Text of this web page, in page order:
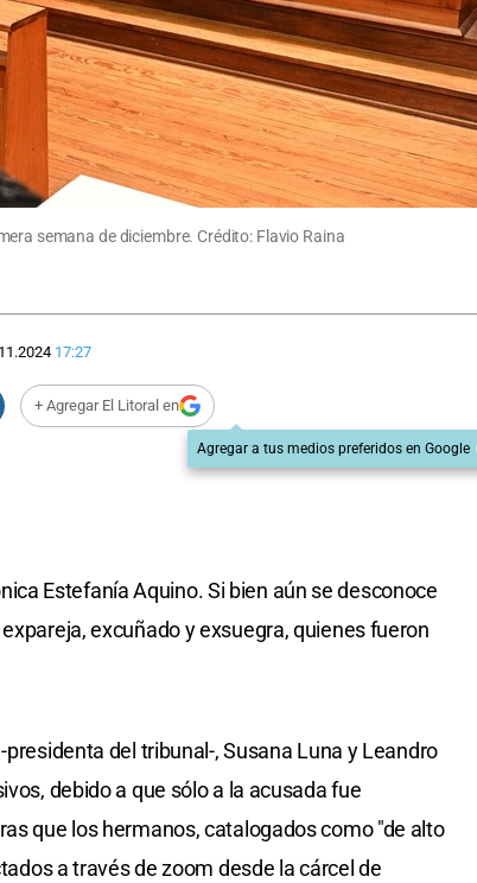
semana de diciembre. Crédito: Flavio Raina
17:27
+ Agregar El Litoral en
Agregar a tus medios preferidos en Google
Estefanía Aquino. Si bien aún se desconoce
excuñado y exsuegra, quienes fueron
del tribunal-, Susana Luna y Leandro
debido a que sólo a la acusada fue
que los hermanos, catalogados como "de alto
a través de zoom desde la cárcel de